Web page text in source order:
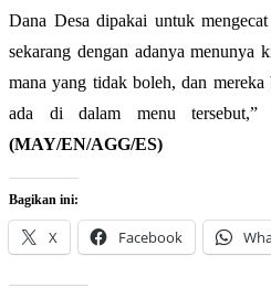
Dana Desa dipakai untuk
sekarang dengan adanya menunya
mana yang tidak boleh, dan
ada di dalam menu
(MAY/EN/AGG/ES)
Bagikan ini:
X Facebook